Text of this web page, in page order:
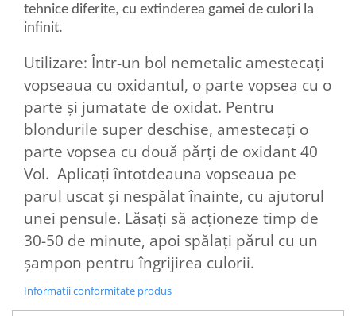
tehnice diferite, cu extinderea gamei de culori la
infinit.
Utilizare: Într-un bol nemetalic amestecați
vopseaua cu oxidantul, o parte vopsea cu o
parte și jumatate de oxidat. Pentru
blondurile super deschise, amestecați o
parte vopsea cu două părți de oxidant 40
Vol. Aplicați întotdeauna vopseaua pe
parul uscat și nespălat înainte, cu ajutorul
unei pensule. Lăsați să acționeze timp de
30-50 de minute, apoi spălați părul cu un
șampon pentru îngrijirea culorii.
Informatii conformitate produs